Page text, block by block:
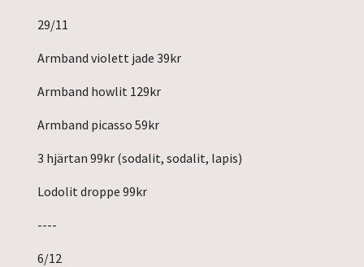
29/11
Armband violett jade 39kr
Armband howlit 129kr
Armband picasso 59kr
3 hjärtan 99kr (sodalit, sodalit, lapis)
Lodolit droppe 99kr
----
6/12